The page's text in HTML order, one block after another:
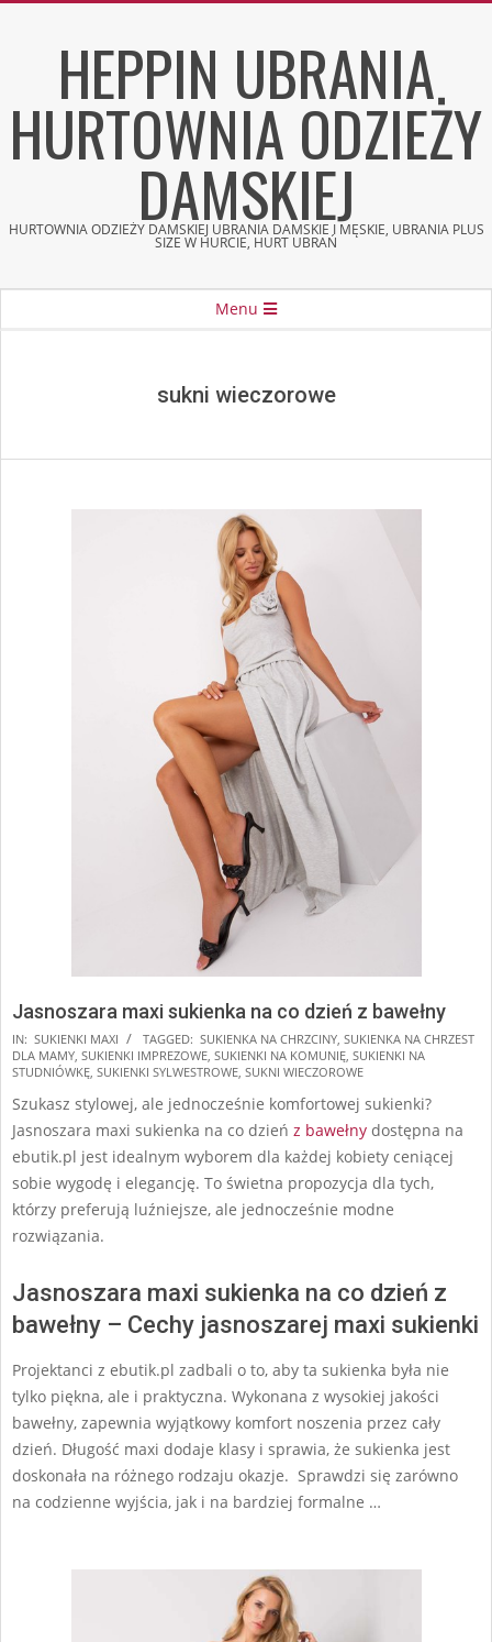
HEPPIN UBRANIA
HURTOWNIA ODZIEŻY
DAMSKIEJ
HURTOWNIA ODZIEŻY DAMSKIEJ UBRANIA DAMSKIE I MĘSKIE, UBRANIA PLUS
SIZE W HURCIE, HURT UBRAŃ
Menu
sukni wieczorowe
Jasnoszara maxi sukienka na co dzień z bawełny
2024-
09-
IN: SUKIENKI MAXI TAGGED: SUKIENKA NA CHRZCINY SUKIENKA NA CHRZEST
DLA MAMY SUKIENKI IMPREZOWE SUKIENKI NA KOMUNIĘ SUKIENKI NA
STUDNIÓWKĘ SUKIENKI SYLWESTROWE SUKNI WIECZOROWE
Szukasz stylowej, ale jednocześnie komfortowej sukienki?
Jasnoszara maxi sukienka na co dzień z bawełny dostępna na
ebutik.pl jest idealnym wyborem dla każdej kobiety ceniącej
sobie wygodę i elegancję. To świetna propozycja dla tych,
którzy preferują luźniejsze, ale jednocześnie modne
rozwiązania.
Jasnoszara maxi sukienka na co dzień z
bawełny – Cechy jasnoszarej maxi sukienki
Projektanci z ebutik.pl zadbali o to, aby ta sukienka była nie
tylko piękna, ale i praktyczna. Wykonana z wysokiej jakości
bawełny, zapewnia wyjątkowy komfort noszenia przez cały
dzień. Długość maxi dodaje klasy i sprawia, że sukienka jest
doskonała na różnego rodzaju okazje. Sprawdzi się zarówno
na codzienne wyjścia, jak i na bardziej formalne …